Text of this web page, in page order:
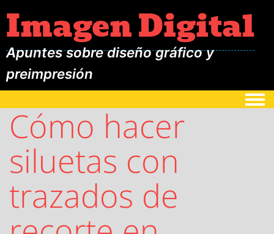
Imagen Digital
Apuntes sobre diseño gráfico y
preimpresión
Cómo hacer
siluetas con
trazados de